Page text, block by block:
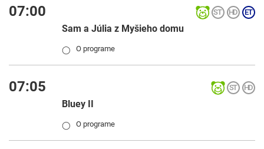
07:00
Sam a Júlia z Myšieho domu
◯ O programe
07:05
Bluey II
◯ O programe